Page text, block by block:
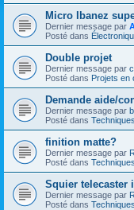
Micro Ibanez
Dernier message par
Posté dans
Double projet
Dernier message par
Posté dans Projets en
Demande aide/
Dernier message par
Posté dans
finition matte?
Dernier message par
Posté dans
Squier telecaster
Dernier message par
Posté dans